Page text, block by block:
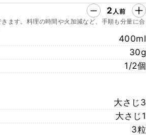
2 人前
ます。料理の時間や火加減など、手順も分量に合
400ml
30g
1/2個
大さじ3
大さじ1
3粒